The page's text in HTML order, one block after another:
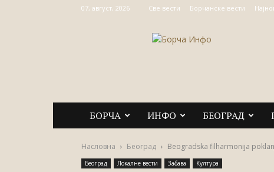
07, август, 2026 Све вести Борчанске вести
БОРЧА ИНФО БЕОГРАД
Насловна Београд Beogradska filharmonija
Београд Локалне вести Забава Култура